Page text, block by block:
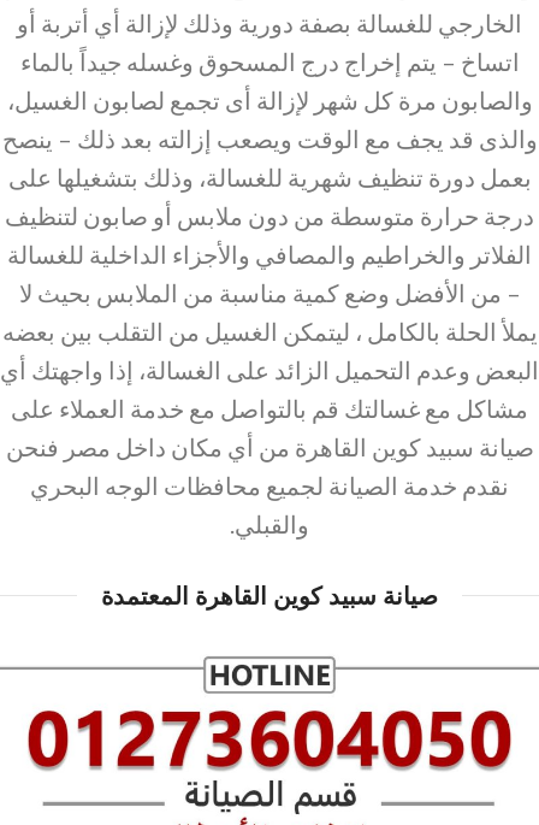
الخارجي للغسالة بصفة دورية وذلك لإزالة أي أتربة أو
اتساخ – يتم إخراج درج المسحوق وغسله جيداً بالماء
والصابون مرة كل شهر لإزالة أى تجمع لصابون الغسيل،
والذى قد يجف مع الوقت ويصعب إزالته بعد ذلك – ينصح
بعمل دورة تنظيف شهرية للغسالة، وذلك بتشغيلها على
درجة حرارة متوسطة من دون ملابس أو صابون لتنظيف
الفلاتر والخراطيم والمصافي والأجزاء الداخلية للغسالة
– من الأفضل وضع كمية مناسبة من الملابس بحيث لا
يملأ الحلة بالكامل ، ليتمكن الغسيل من التقلب بين بعضه
البعض وعدم التحميل الزائد على الغسالة، إذا واجهتك أي
مشاكل مع غسالتك قم بالتواصل مع خدمة العملاء على
صيانة سبيد كوين القاهرة من أي مكان داخل مصر فنحن
نقدم خدمة الصيانة لجميع محافظات الوجه البحري
والقبلي.
صيانة سبيد كوين القاهرة المعتمدة